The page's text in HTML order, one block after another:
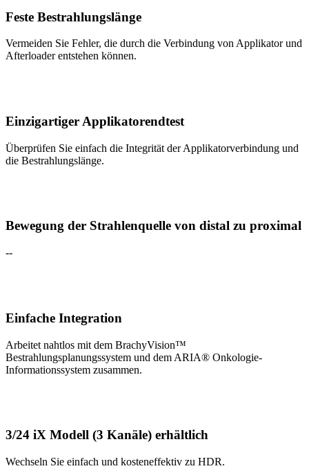
Feste Bestrahlungslänge
Vermeiden Sie Fehler, die durch die Verbindung von Applikator und
Afterloader entstehen können.
Einzigartiger Applikatorendtest
Überprüfen Sie einfach die Integrität der Applikatorverbindung und
die Bestrahlungslänge.
Bewegung der Strahlenquelle von distal zu proximal
--
Einfache Integration
Arbeitet nahtlos mit dem BrachyVision™
Bestrahlungsplanungssystem und dem ARIA® Onkologie-
Informationssystem zusammen.
3/24 iX Modell (3 Kanäle) erhältlich
Wechseln Sie einfach und kosteneffektiv zu HDR.